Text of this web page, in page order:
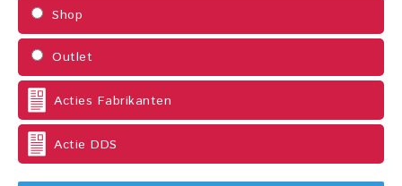
Shop
Outlet
Acties Fabrikanten
Actie DDS